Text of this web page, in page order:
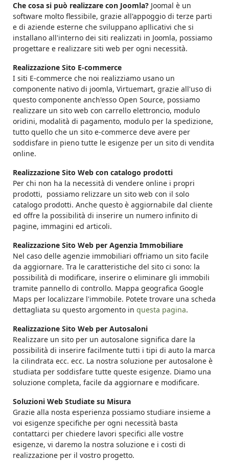
Che cosa si può realizzare con Joomla? Joomal è un
software molto flessibile, grazie all'appoggio di terze parti
e di aziende esterne che sviluppano apllicativi che si
installano all'interno dei siti realizzati in Joomla, possiamo
progettare e realizzare siti web per ogni necessità.
Realizzazione Sito E-commerce
I siti E-commerce che noi realizziamo usano un
componente nativo di joomla, Virtuemart, grazie all'uso di
questo componente anch'esso Open Source, possiamo
realizzare un sito web con carrello elettroncio, modulo
oridini, modalità di pagamento, modulo per la spedizione,
tutto quello che un sito e-commerce deve avere per
soddisfare in pieno tutte le esigenze per un sito di vendita
online.
Realizzazione Sito Web con catalogo prodotti
Per chi non ha la necessità di vendere online i propri
prodotti, possiamo relizzare un sito web con il solo
catalogo prodotti. Anche questo è aggiornabile dal cliente
ed offre la possibilità di inserire un numero infinito di
pagine, immagini ed articoli.
Realizzazione Sito Web per Agenzia Immobiliare
Nel caso delle agenzie immobiliari offriamo un sito facile
da aggiornare. Tra le caratteristiche del sito ci sono: la
possibilità di modificare, inserire o eliminare gli immobili
tramite pannello di controllo. Mappa geografica Google
Maps per localizzare l'immobile. Potete trovare una scheda
dettagliata su questo argomento in questa pagina.
Realizzazione Sito Web per Autosaloni
Realizzare un sito per un autosalone significa dare la
possibilità di inserire facilmente tutti i tipi di auto la marca
la cilindrata ecc. ecc. La nostra soluzione per autosalone è
studiata per soddisfare tutte queste esigenze. Diamo una
soluzione completa, facile da aggiornare e modificare.
Soluzioni Web Studiate su Misura
Grazie alla nosta esperienza possiamo studiare insieme a
voi esigenze specifiche per ogni necessità basta
contattarci per chiedere lavori specifici alle vostre
esigenze, vi daremo la nostra soluzione e i costi di
realizzazione per il vostro progetto.